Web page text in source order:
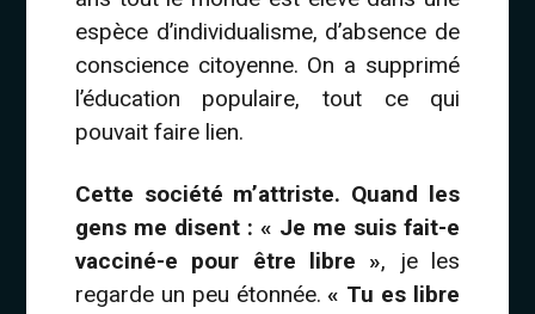
espèce d’individualisme, d’absence de
conscience citoyenne. On a supprimé
l’éducation populaire, tout ce qui
pouvait faire lien.
Cette société m’attriste. Quand les
gens me disent : « Je me suis fait-e
vacciné-e pour être libre », je les
regarde un peu étonnée.« Tu es libre